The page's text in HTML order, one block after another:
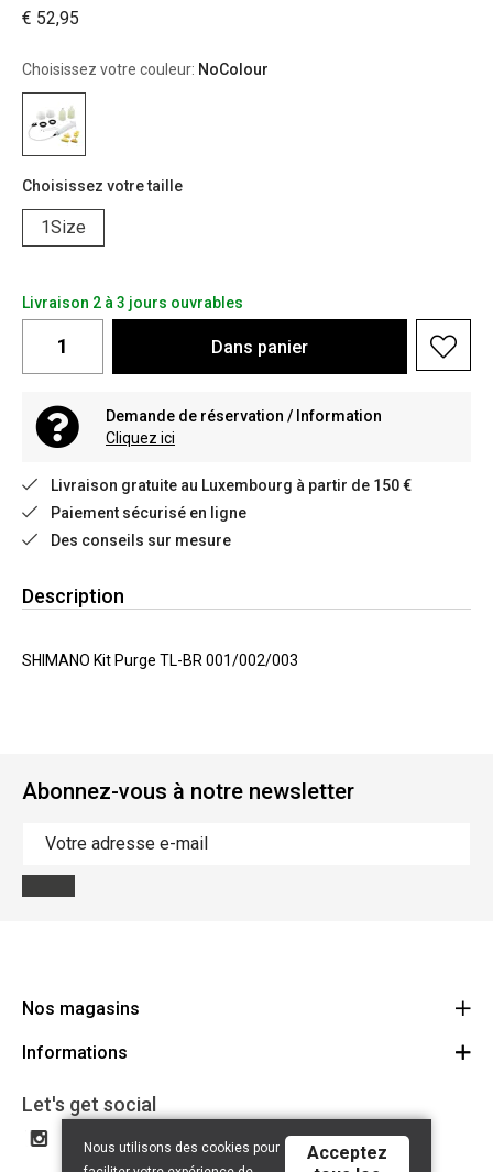
€ 52,95
Choisissez votre couleur: NoColour
Choisissez votre taille
1Size
Livraison 2 à 3 jours ouvrables
Dans panier
Demande de réservation / Information
Cliquez ici
Livraison gratuite au Luxembourg à partir de 150 €
Paiement sécurisé en ligne
Des conseils sur mesure
Description
SHIMANO Kit Purge TL-BR 001/002/003
Abonnez-vous à notre newsletter
Nos magasins
Cycles Arnold Kontz Gare / Bonnevoie
+352 40 96 74 214 / +352 40 96 74 215
Informations
Conditions générales
Avertissement
Politique de confidentialité
Let's get social
Nous utilisons des cookies pour
Acceptez